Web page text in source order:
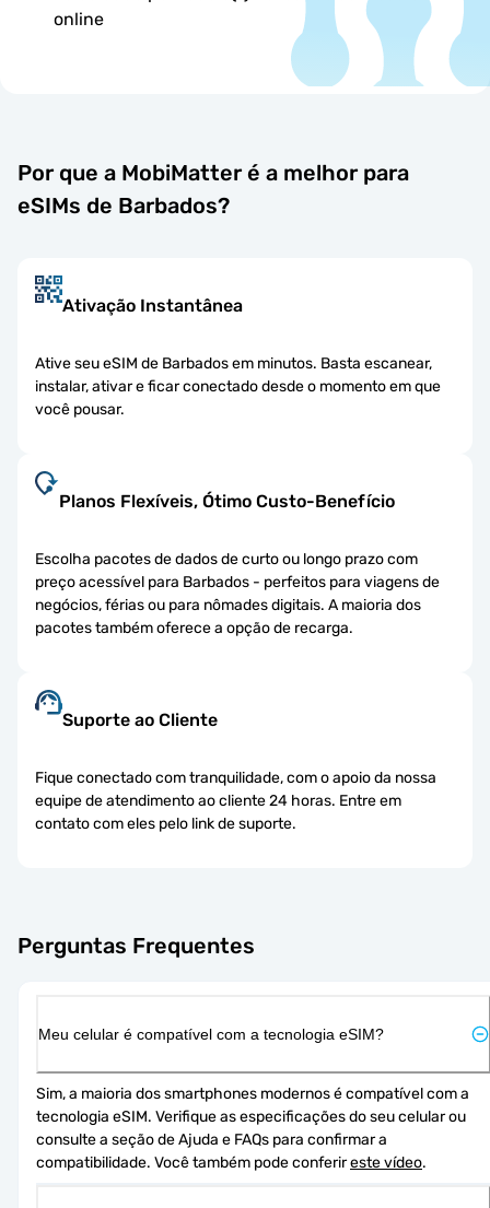
online
Por que a MobiMatter é a melhor para
eSIMs de Barbados?
Ativação Instantânea
Ative seu eSIM de Barbados em minutos. Basta escanear,
instalar, ativar e ficar conectado desde o momento em que
você pousar.
Planos Flexíveis, Ótimo Custo-Benefício
Escolha pacotes de dados de curto ou longo prazo com
preço acessível para Barbados - perfeitos para viagens de
negócios, férias ou para nômades digitais. A maioria dos
pacotes também oferece a opção de recarga.
Suporte ao Cliente
Fique conectado com tranquilidade, com o apoio da nossa
equipe de atendimento ao cliente 24 horas. Entre em
contato com eles pelo link de suporte.
Perguntas Frequentes
Meu celular é compatível com a tecnologia eSIM?
Sim, a maioria dos smartphones modernos é compatível com a
tecnologia eSIM. Verifique as especificações do seu celular ou
consulte a seção de Ajuda e FAQs para confirmar a
compatibilidade. Você também pode conferir este vídeo.